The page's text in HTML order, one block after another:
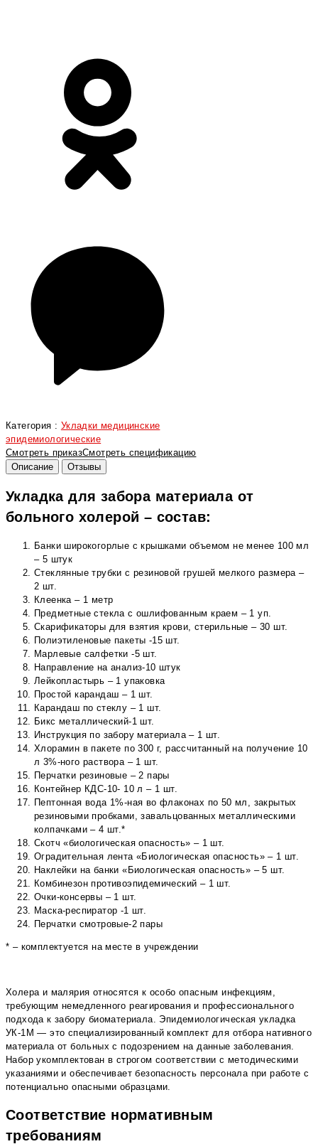
Категория : Укладки медицинские
эпидемиологические
Смотреть приказСмотреть спецификацию
Описание
Отзывы
Укладка для забора материала от
больного холерой – состав:
Банки широкогорлые с крышками объемом не менее 100 мл
– 5 штук
Стеклянные трубки с резиновой грушей мелкого размера –
2 шт.
Клеенка – 1 метр
Предметные стекла с ошлифованным краем – 1 уп.
Скарификаторы для взятия крови, стерильные – 30 шт.
Полиэтиленовые пакеты -15 шт.
Марлевые салфетки -5 шт.
Направление на анализ-10 штук
Лейкопластырь – 1 упаковка
Простой карандаш – 1 шт.
Карандаш по стеклу – 1 шт.
Бикс металлический-1 шт.
Инструкция по забору материала – 1 шт.
Хлорамин в пакете по 300 г, рассчитанный на получение 10
л 3%-ного раствора – 1 шт.
Перчатки резиновые – 2 пары
Контейнер КДС-10- 10 л – 1 шт.
Пептонная вода 1%-ная во флаконах по 50 мл, закрытых
резиновыми пробками, завальцованных металлическими
колпачками – 4 шт.*
Скотч «биологическая опасность» – 1 шт.
Оградительная лента «Биологическая опасность» – 1 шт.
Наклейки на банки «Биологическая опасность» – 5 шт.
Комбинезон противоэпидемический – 1 шт.
Очки-консервы – 1 шт.
Маска-респиратор -1 шт.
Перчатки смотровые-2 пары
* – комплектуется на месте в учреждении
Холера и малярия относятся к особо опасным инфекциям,
требующим немедленного реагирования и профессионального
подхода к забору биоматериала. Эпидемиологическая укладка
УК-1М — это специализированный комплект для отбора нативного
материала от больных с подозрением на данные заболевания.
Набор укомплектован в строгом соответствии с методическими
указаниями и обеспечивает безопасность персонала при работе с
потенциально опасными образцами.
Соответствие нормативным
требованиям